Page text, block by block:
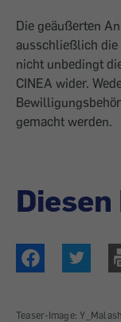
Die geäußerten
ausschließlich
nicht unbedingt
CINEA wider.
gemacht werden.
Teaser-Image: